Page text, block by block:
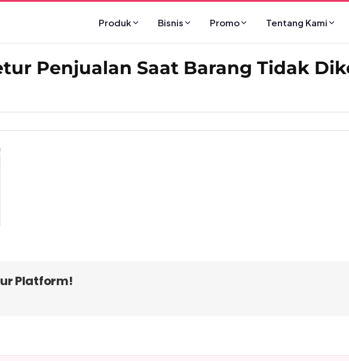
Produk Bisnis Promo Tentang Kami
Penjualan Saat Barang Tidak
Platform!